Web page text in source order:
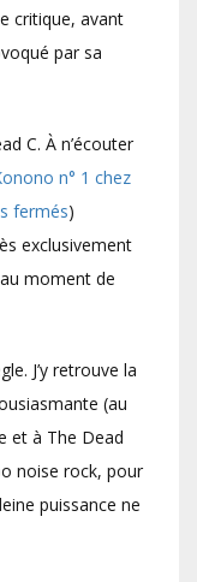
critique, avant
par sa
C. À n’écouter
n° 1 chez
fermés)
exclusivement
moment de
J’y retrouve la
(au
et à The Dead
noise rock, pour
puissance ne